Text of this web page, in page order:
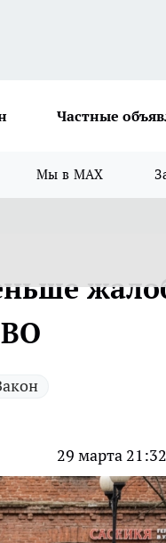
Частные
Мы в MAX
29 марта 21:32